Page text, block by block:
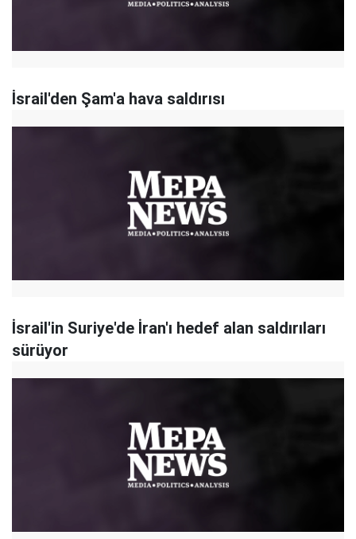
İsrail'den Şam'a hava saldırısı
İsrail'in Suriye'de İran'ı hedef alan saldırıları
sürüyor